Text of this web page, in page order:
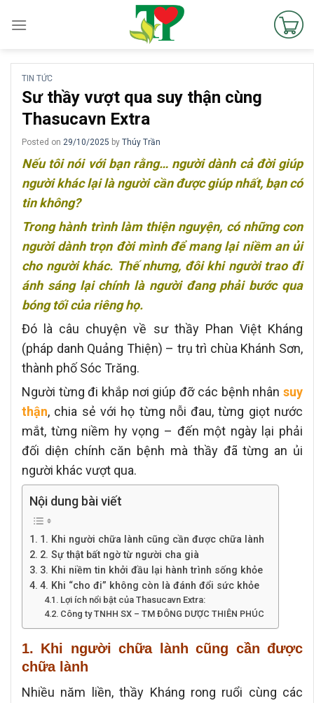
TIN TỨC
Sư thầy vượt qua suy thận cùng
Thasucavn Extra
Posted on 29/10/2025 by Thúy Trần
Nếu tôi nói với bạn rằng… người dành cả đời giúp
người khác lại là người cần được giúp nhất, bạn có
tin không?
Trong hành trình làm thiện nguyện, có những con
người dành trọn đời mình để mang lại niềm an ủi
cho người khác. Thế nhưng, đôi khi người trao đi
ánh sáng lại chính là người đang phải bước qua
bóng tối của riêng họ.
Đó là câu chuyện về sư thầy Phan Việt Kháng
(pháp danh Quảng Thiện) – trụ trì chùa Khánh Sơn,
thành phố Sóc Trăng.
Người từng đi khắp nơi giúp đỡ các bệnh nhân suy
thận, chia sẻ với họ từng nỗi đau, từng giọt nước
mắt, từng niềm hy vọng – đến một ngày lại phải
đối diện chính căn bệnh mà thầy đã từng an ủi
người khác vượt qua.
Nội dung bài viết
1. Khi người chữa lành cũng cần được chữa lành
2. Sự thật bất ngờ từ người cha già
3. Khi niềm tin khởi đầu lại hành trình sống khỏe
4. Khi “cho đi” không còn là đánh đổi sức khỏe
Lợi ích nổi bật của Thasucavn Extra:
Công ty TNHH SX – TM ĐÔNG DƯỢC THIÊN PHÚC
1. Khi người chữa lành cũng cần được
chữa lành
Nhiều năm liền, thầy Kháng rong ruổi cùng các